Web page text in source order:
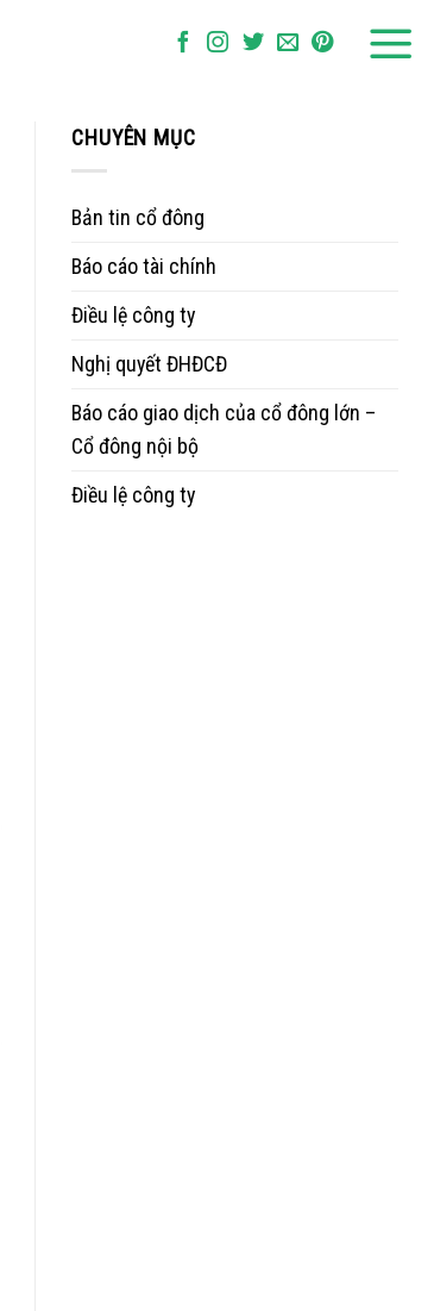
CHUYÊN MỤC
Bản tin cổ đông
Báo cáo tài chính
Điều lệ công ty
Nghị quyết ĐHĐCĐ
Báo cáo giao dịch của cổ đông lớn –
Cổ đông nội bộ
Điều lệ công ty